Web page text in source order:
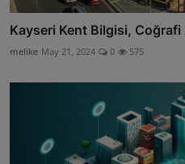
Kayseri Kent Bilgisi,
melike May 21, 2024 0 575